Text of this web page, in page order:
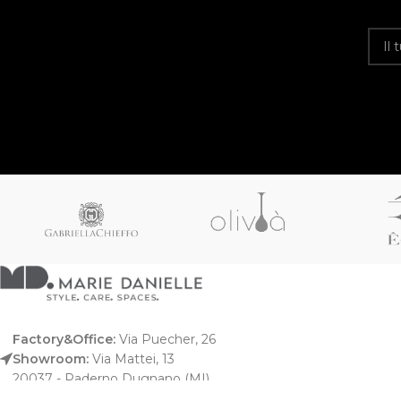
Factory&Office: Via Puecher, 26
Showroom: Via Mattei, 13
20037 - Paderno Dugnano (MI)